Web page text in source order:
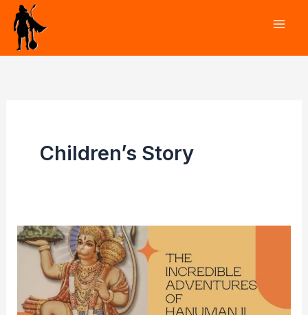
Skip
content
Children’s Story